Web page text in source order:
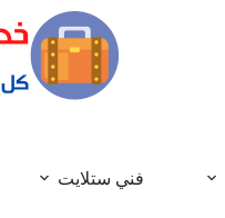
فني ستلايت